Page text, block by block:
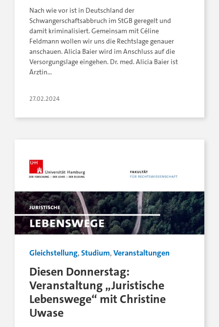
Nach wie vor ist in Deutschland der
Schwangerschaftsabbruch im StGB geregelt und
damit kriminalisiert. Gemeinsam mit Céline
Feldmann wollen wir uns die Rechtslage genauer
anschauen. Alicia Baier wird im Anschluss auf die
Versorgungslage eingehen. Dr. med. Alicia Baier ist
Ärztin…
27.02.2024
Gleichstellung,Studium,Veranstaltungen
Diesen Donnerstag:
Veranstaltung „Juristische
Lebenswege“ mit Christine
Uwase